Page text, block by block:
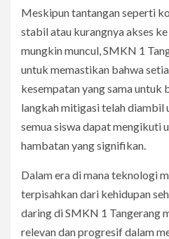
Meskipun tantangan seperti
stabil atau kurangnya akses
mungkin muncul, SMKN 1
untuk memastikan bahwa
kesempatan yang sama untuk
langkah mitigasi telah diambil
semua siswa dapat mengikuti
hambatan yang signifikan.
Dalam era di mana teknologi
terpisahkan dari kehidupan
daring di SMKN 1 Tangerang
relevan dan progresif dalam